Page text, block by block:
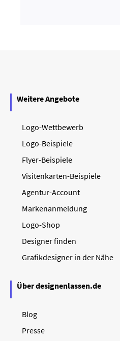
Weitere Angebote
Logo-Wettbewerb
Logo-Beispiele
Flyer-Beispiele
Visitenkarten-Beispiele
Agentur-Account
Markenanmeldung
Logo-Shop
Designer finden
Grafikdesigner in der Nähe
Über designenlassen.de
Blog
Presse